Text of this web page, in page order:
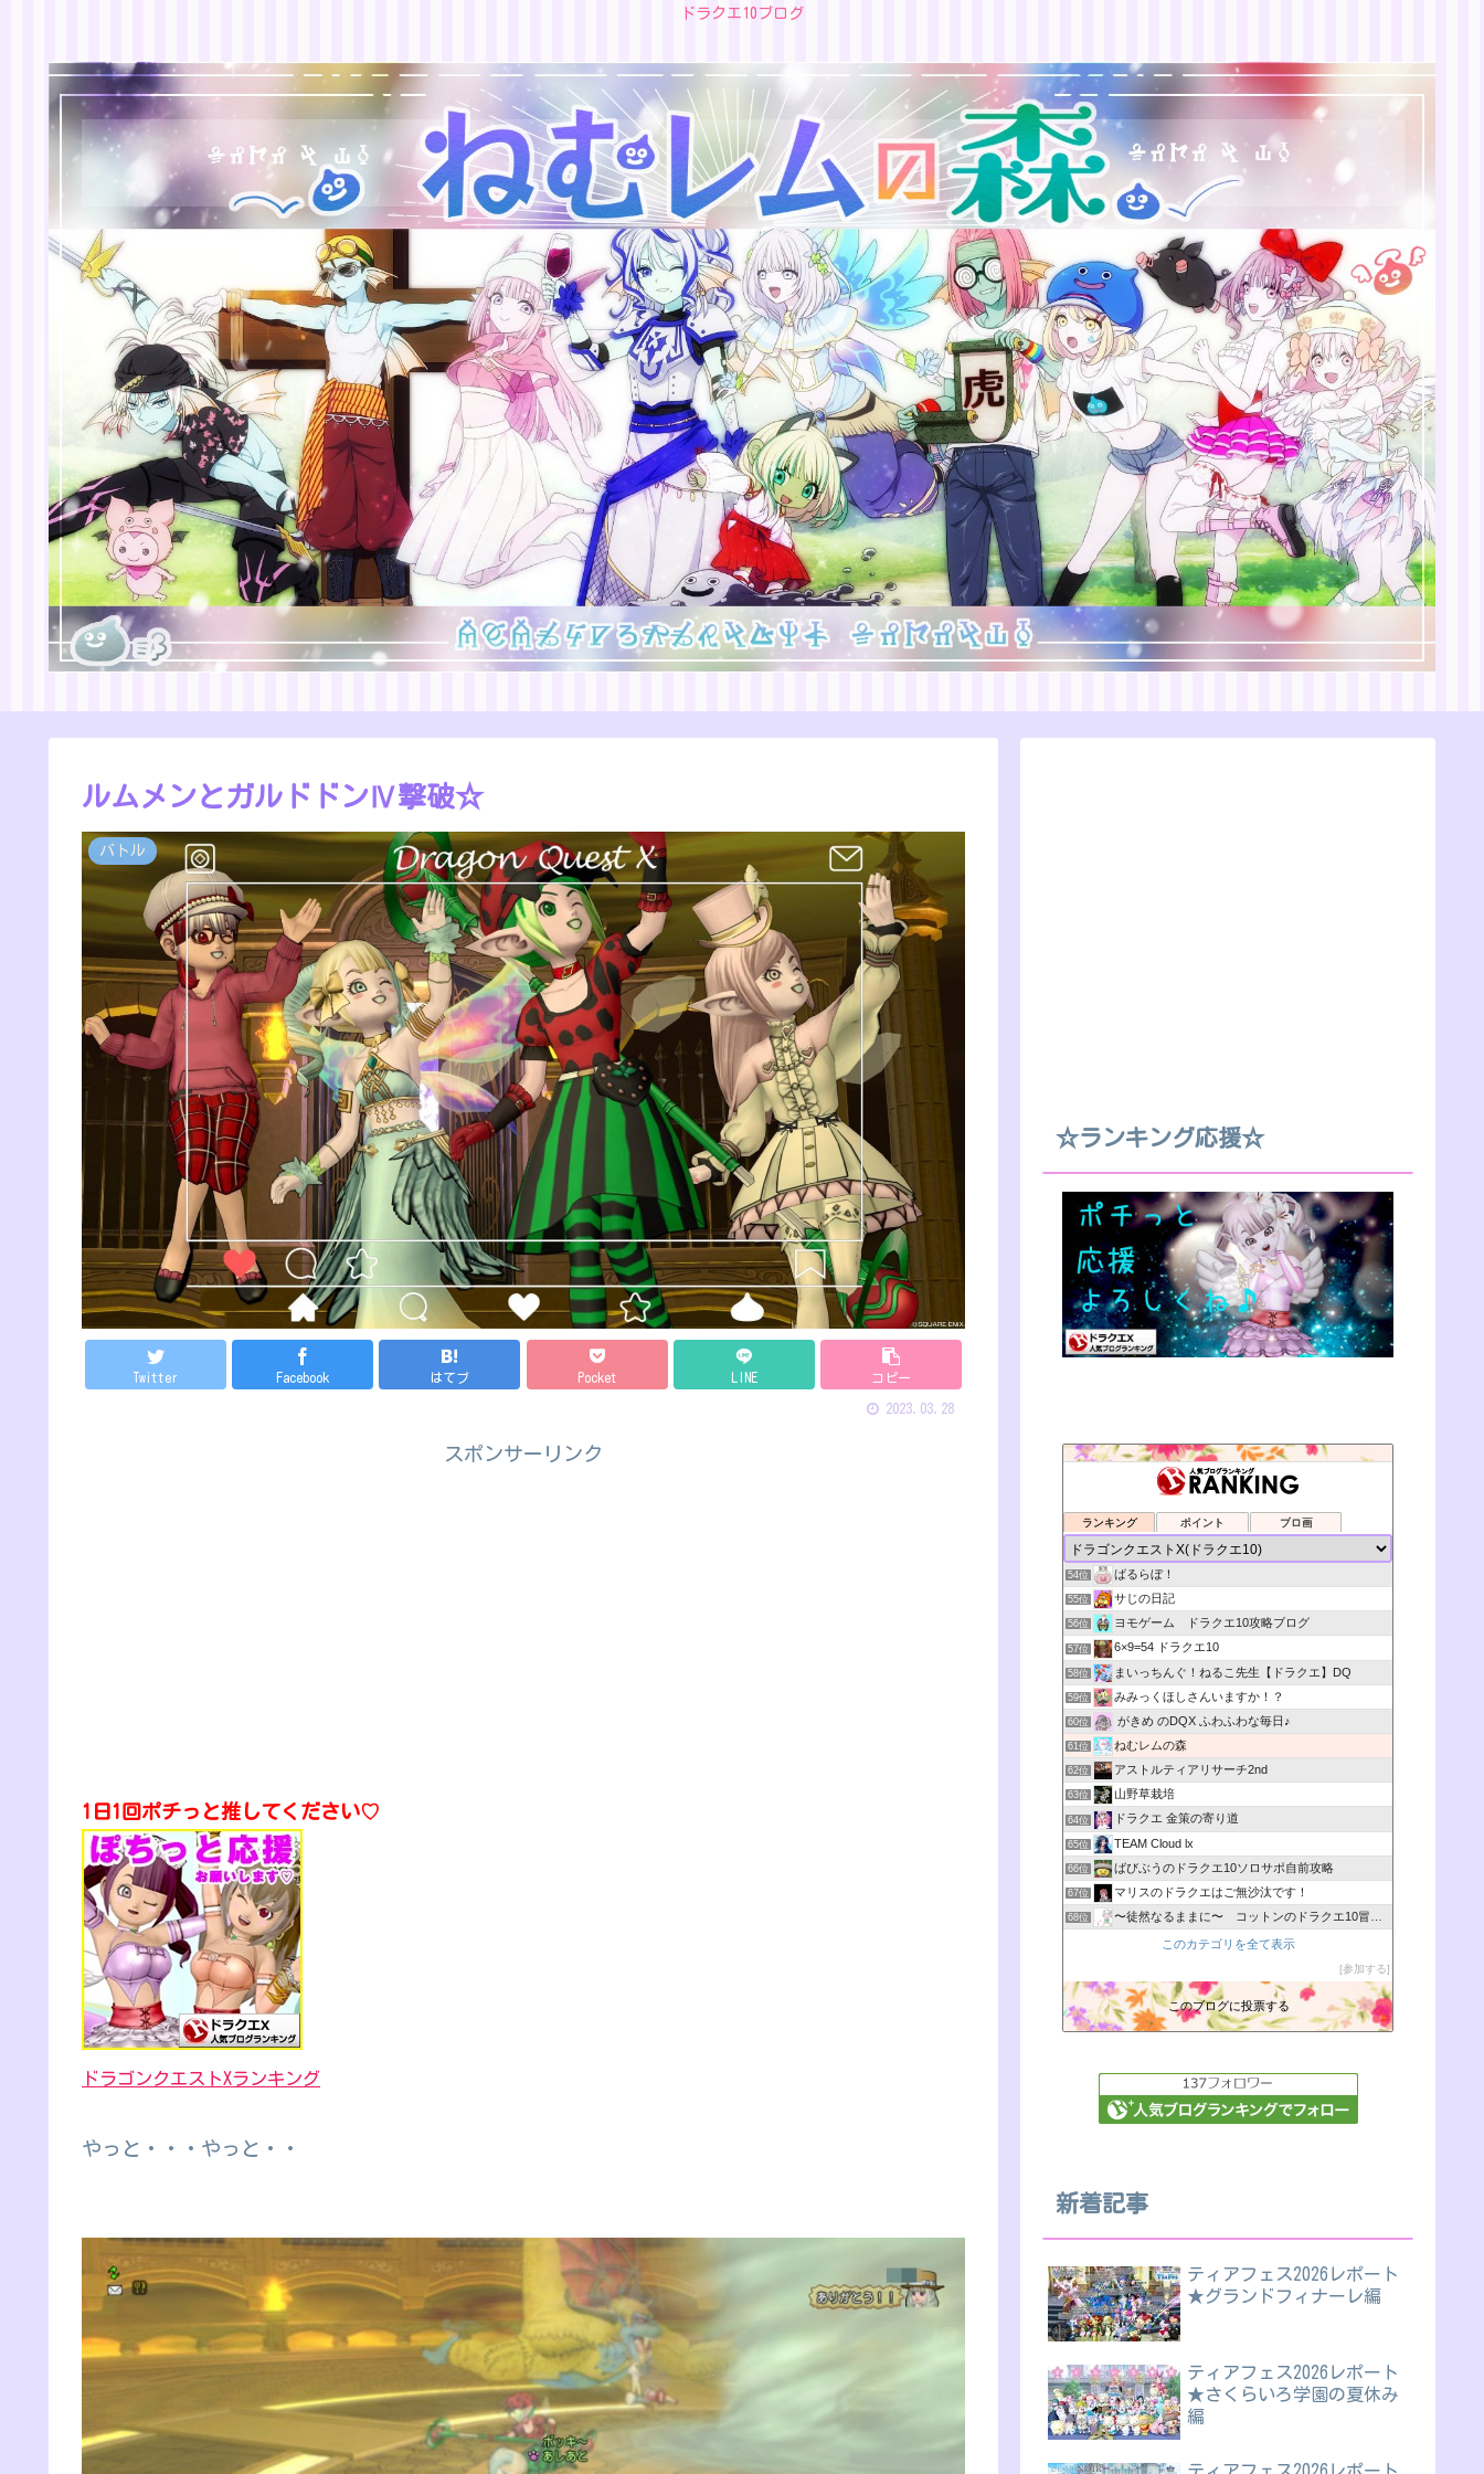
ドラクエ10ブログ
ルムメンとガルドドンⅣ撃破☆
バトル
Twitter Facebook はてブ Pocket LINE コピー
2023.03.28
スポンサーリンク
1日1回ポチっと推してください♡
ドラゴンクエストXランキング
やっと・・・やっと・・
☆ランキング応援☆
ランキング ポイント ブロ画
54位 ばるらぼ！
55位 サじの日記
56位 ヨモゲーム ドラクエ10攻略ブログ
57位 6×9=54 ドラクエ10
58位 まいっちんぐ！ねるこ先生【ドラクエ】DQ
59位 みみっくほしさんいますか！？
60位 がきめ のDQX ふわふわな毎日♪
61位 ねむレムの森
62位 アストルティアリサーチ2nd
63位 山野草栽培
64位 ドラクエ 金策の寄り道
65位 TEAM Cloud lx
66位 ばびぶうのドラクエ10ソロサポ自前攻略
67位 マリスのドラクエはご無沙汰です！
68位 〜徒然なるままに〜 コットンのドラクエ10冒険日記
このカテゴリを全て表示
参加する
このブログに投票する
新着記事
ティアフェス2026レポート
★グランドフィナーレ編
ティアフェス2026レポート
★さくらいろ学園の夏休み
編